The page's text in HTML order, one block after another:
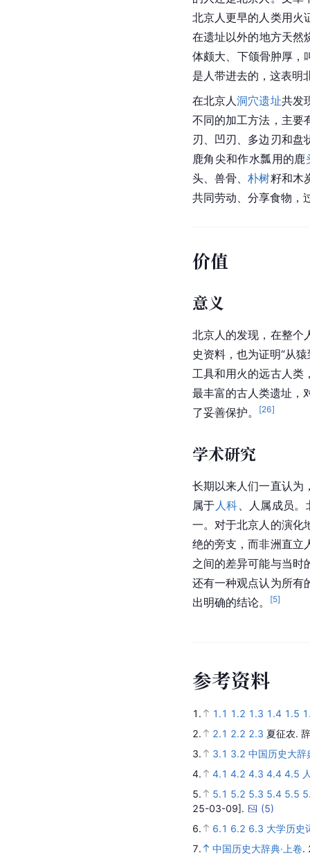
北京人更早的人类用火
在遗址以外的地方天然
体颇大、下颌骨肿厚，
是人带进去的，这表明
在北京人洞穴遗址共发
不同的加工方法，主要
刃、凹刃、多边刃和盘
鹿角尖和作水瓢用的鹿
头、兽骨、朴树籽和木
共同劳动、分享食物，
价值
意义
北京人的发现，在整个
史资料，也为证明“从
工具和用火的远古人类
最丰富的古人类遗址，
了妥善保护。
[26]
学术研究
长期以来人们一直认为
属于人科、人属成员。
一。对于北京人的演化
绝的旁支，而非洲直立
之间的差异可能与当时
还有一种观点认为所有
出明确的结论。
[5]
参考资料
1. 1.1 1.2 1.3 1.4 1.5
2.
2.1 2.2 2.3 夏征农.
3.
3.1 3.2 中国历史大辞
4.
4.1 4.2 4.3 4.4 4.5
5.
5.1 5.2 5.3 5.4 5.5
25-03-09].
(5)
6.
6.1 6.2 6.3 大学历史
7.
中国历史大辞典·上卷.